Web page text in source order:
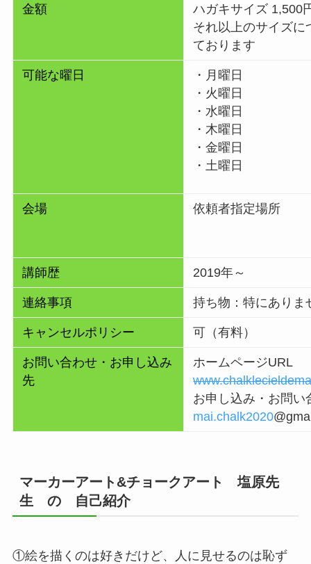
金額
ハガキサイズ 1,500
それ以上のサイズに
ております
可能な曜日
・月曜日
・火曜日
・水曜日
・木曜日
・金曜日
・土曜日
会場 依頼者指定場所
講師歴 2019年～
連絡事項 持ち物：特にありま
キャンセルポリシー 可（有料）
お問い合わせ・お申し込み
先
ホームページURL
お申し込み・お問い
mai.chalk2020
マーカーアート&チョークアート 塩原先
生 の 自己紹介
①絵を描くのは好きだけど、人に見せるのは恥ず